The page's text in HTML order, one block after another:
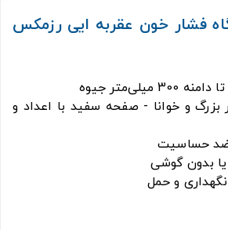
فشار خون عقربه ایی رزمکس
جیوه
بزرگ و خوانا - صفحه سفید با اعداد و
ضد حساسیت
بدون گوشی
و حمل